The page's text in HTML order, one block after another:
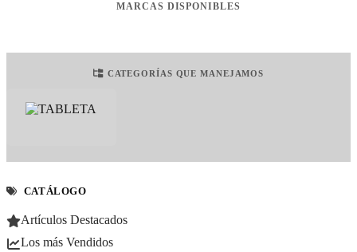
MARCAS DISPONIBLES
CATEGORÍAS QUE MANEJAMOS
CATÁLOGO
Artículos Destacados
Los más Vendidos